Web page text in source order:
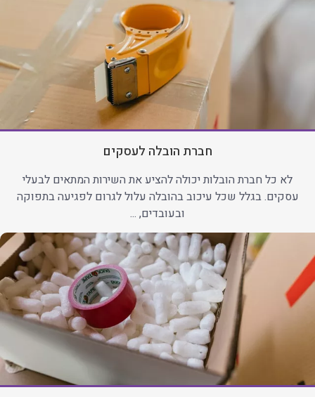
חברת הובלה לעסקים
לא כל חברת הובלות יכולה להציע את השירות המתאים לבעלי
עסקים. בגלל שכל עיכוב בהובלה עלול לגרום לפגיעה בתפוקה
ובעובדים, ...